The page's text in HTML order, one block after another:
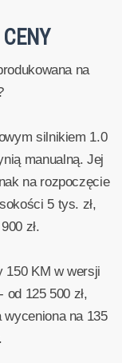
na
silnikiem 1.0
manualną. Jej
na rozpoczęcie
5 tys. zł,
zł.
150 KM w wersji
od 125 500 zł,
wyceniona na 135